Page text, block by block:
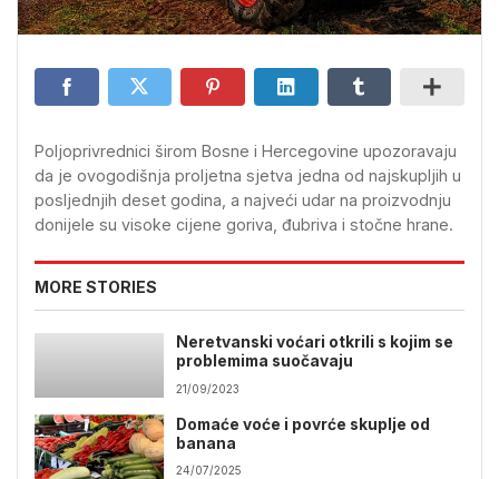
Poljoprivrednici širom Bosne i Hercegovine upozoravaju
da je ovogodišnja proljetna sjetva jedna od najskupljih u
posljednjih deset godina, a najveći udar na proizvodnju
donijele su visoke cijene goriva, đubriva i stočne hrane.
MORE STORIES
Neretvanski voćari otkrili s kojim se
problemima suočavaju
21/09/2023
Domaće voće i povrće skuplje od
banana
24/07/2025